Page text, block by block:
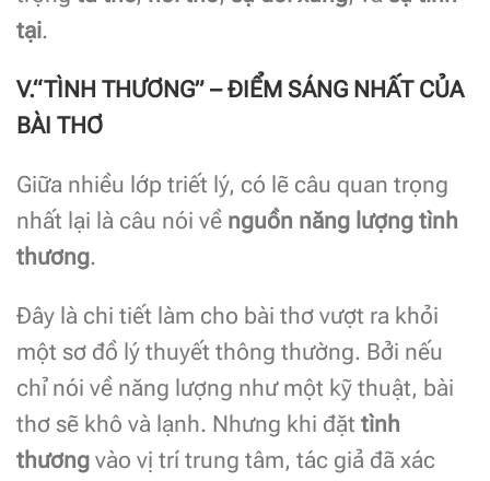
tại.
V.“TÌNH THƯƠNG” – ĐIỂM SÁNG NHẤT CỦA
BÀI THƠ
Giữa nhiều lớp triết lý, có lẽ câu quan trọng
nhất lại là câu nói về nguồn năng lượng tình
thương.
Đây là chi tiết làm cho bài thơ vượt ra khỏi
một sơ đồ lý thuyết thông thường. Bởi nếu
chỉ nói về năng lượng như một kỹ thuật, bài
thơ sẽ khô và lạnh. Nhưng khi đặt tình
thương vào vị trí trung tâm, tác giả đã xác